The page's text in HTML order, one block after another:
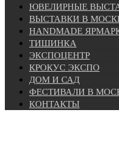
ЮВЕЛИРНЫЕ
ВЫСТАВКИ В
HANDMADE
ТИШИНКА
ЭКСПОЦЕНТР
КРОКУС ЭКСПО
ДОМ И САД
ФЕСТИВАЛИ В
КОНТАКТЫ